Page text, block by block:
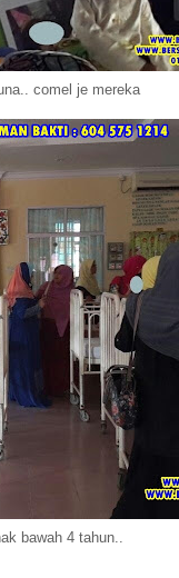
comel je mereka
bawah 4 tahun..